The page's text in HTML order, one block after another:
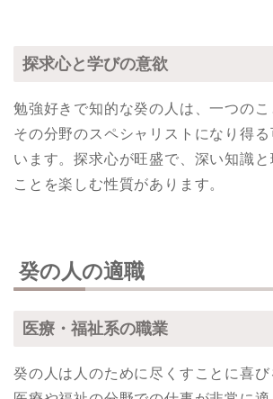
探求心と学びの意欲
勉強好きで知的な癸の人は、一つのこ
その分野のスペシャリストになり得る
います。探求心が旺盛で、深い知識と
ことを楽しむ性質があります。
癸の人の適職
医療・福祉系の職業
癸の人は人のために尽くすことに喜び